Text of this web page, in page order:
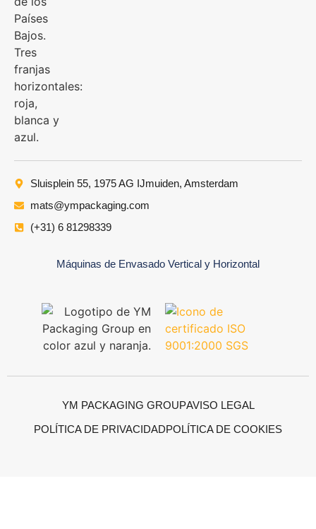
Sluisplein 55, 1975 AG IJmuiden, Amsterdam
mats@ympackaging.com
(+31) 6 81298339
Máquinas de Envasado Vertical y Horizontal
YM PACKAGING GROUPAVISO LEGAL
POLÍTICA DE PRIVACIDADPOLÍTICA DE COOKIES